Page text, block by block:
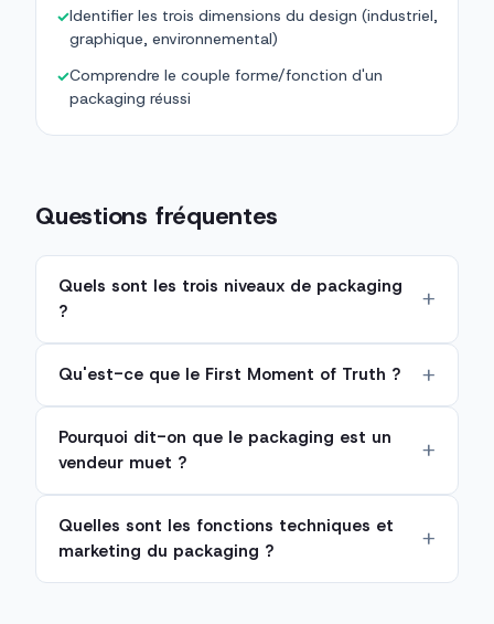
✓Identifier les trois dimensions du design (industriel,
graphique, environnemental)
✓Comprendre le couple forme/fonction d'un
packaging réussi
Questions fréquentes
Quels sont les trois niveaux de packaging
?
Qu'est-ce que le First Moment of Truth ?
Pourquoi dit-on que le packaging est un
vendeur muet ?
Quelles sont les fonctions techniques et
marketing du packaging ?